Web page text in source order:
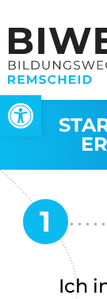
Werkzeugleiste öffnen
Ich